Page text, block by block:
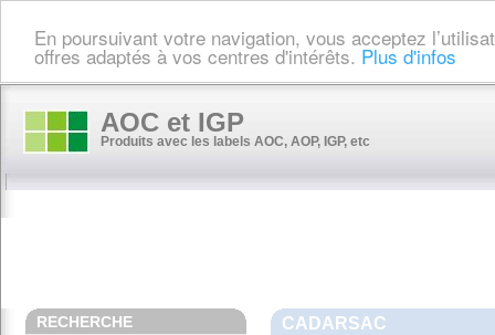
En poursuivant votre navigation, vous acceptez
offres adaptés à vos centres d'intérêts. Plus d'infos
AOC et IGP
Produits avec les labels AOC, AOP, IGP, etc
RECHERCHE CADARSAC